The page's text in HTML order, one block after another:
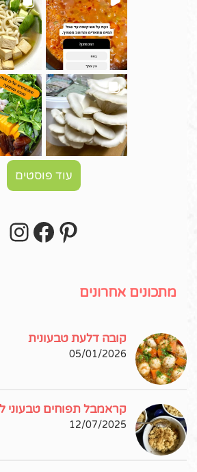
עוד פוסטים
מתכונים אחרונים
קובה דלעת טבעונית
05/01/2026
קראמבל תפוחים טבעוני
12/07/2025